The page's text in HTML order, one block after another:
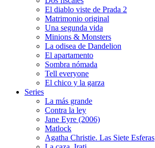
El diablo viste de Prada 2
Matrimonio original
Una segunda vida
Minions & Monsters
La odisea de Dandelion
El apartamento
Sombra nómada
Tell everyone
El chico y la garza
Series
La más grande
Contra la ley
Jane Eyre (2006)
Matlock
Agatha Christie. Las Siete Esferas